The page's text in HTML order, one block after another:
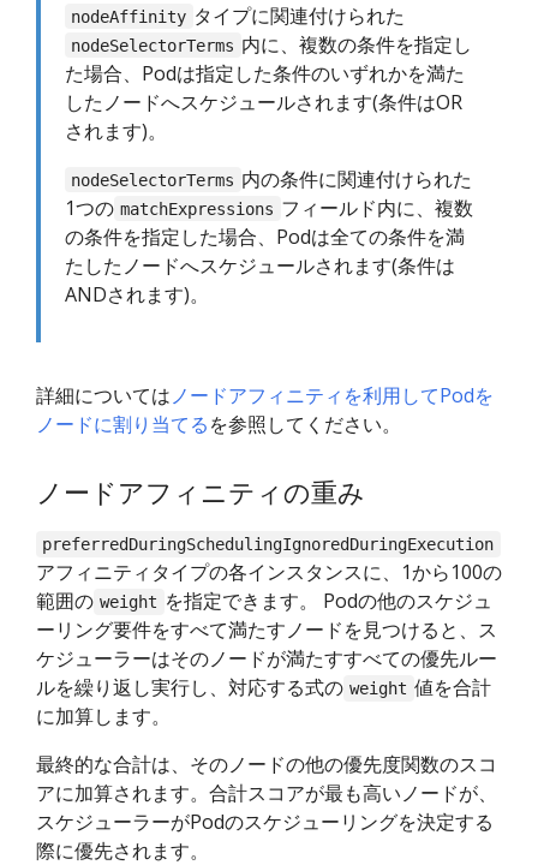
nodeAffinity タイプに関連付けられた
nodeSelectorTerms 内に、複数の条件を指定し
た場合、Podは指定した条件のいずれかを満た
したノードへスケジュールされます(条件はOR
されます)。
nodeSelectorTerms 内の条件に関連付けられた
1つの matchExpressions フィールド内に、複数
の条件を指定した場合、Podは全ての条件を満
たしたノードへスケジュールされます(条件は
ANDされます)。
詳細についてはノードアフィニティを利用してPodを
ノードに割り当てるを参照してください。
ノードアフィニティの重み
preferredDuringSchedulingIgnoredDuringExecution
アフィニティタイプの各インスタンスに、1から100の
範囲の weight を指定できます。 Podの他のスケジュ
ーリング要件をすべて満たすノードを見つけると、ス
ケジューラーはそのノードが満たすすべての優先ルー
ルを繰り返し実行し、対応する式の weight 値を合計
に加算します。
最終的な合計は、そのノードの他の優先度関数のスコ
アに加算されます。合計スコアが最も高いノードが、
スケジューラーがPodのスケジューリングを決定する
際に優先されます。